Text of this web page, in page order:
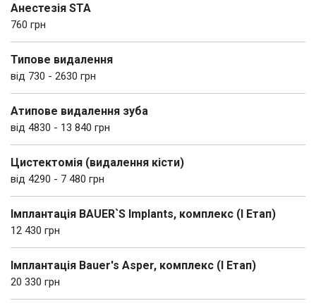
Анестезія STA
760 грн
Типове видалення
від 730 - 2630 грн
Атипове видалення зуба
від 4830 - 13 840 грн
Цистектомія (видалення кісти)
від 4290 - 7 480 грн
Імплантація BAUER`S Implants, комплекс (І Етап)
12 430 грн
Імплантація Bauer's Asper, комплекс (І Етап)
20 330 грн